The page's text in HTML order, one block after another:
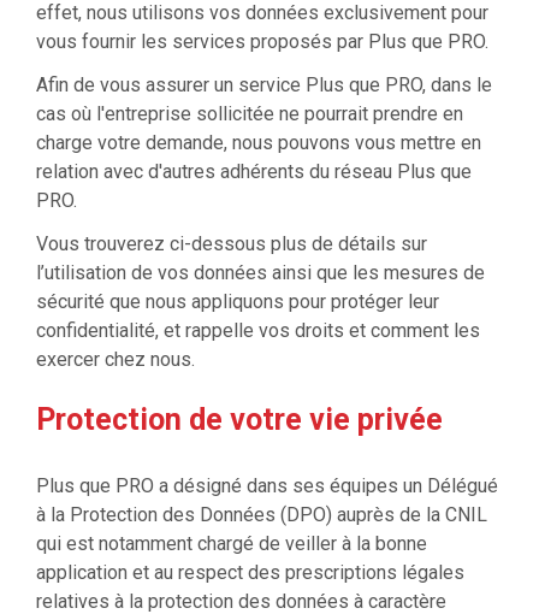
effet, nous utilisons vos données exclusivement pour
vous fournir les services proposés par Plus que PRO.
Afin de vous assurer un service Plus que PRO, dans le
cas où l'entreprise sollicitée ne pourrait prendre en
charge votre demande, nous pouvons vous mettre en
relation avec d'autres adhérents du réseau Plus que
PRO.
Vous trouverez ci-dessous plus de détails sur
l’utilisation de vos données ainsi que les mesures de
sécurité que nous appliquons pour protéger leur
confidentialité, et rappelle vos droits et comment les
exercer chez nous.
Protection de votre vie privée
Plus que PRO a désigné dans ses équipes un Délégué
à la Protection des Données (DPO) auprès de la CNIL
qui est notamment chargé de veiller à la bonne
application et au respect des prescriptions légales
relatives à la protection des données à caractère